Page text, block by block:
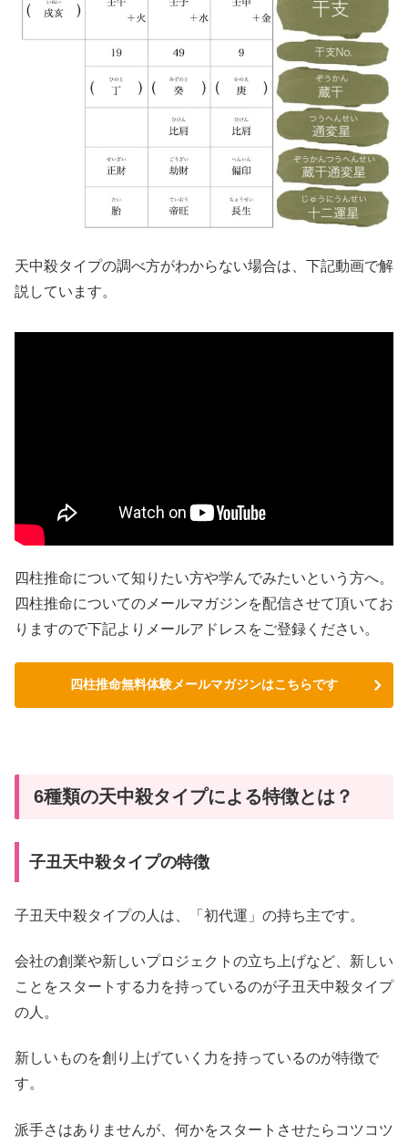
天中殺タイプの調べ方がわからない場合は、下記動画で解
説しています。
四柱推命について知りたい方や学んでみたいという方へ。
四柱推命についてのメールマガジンを配信させて頂いてお
りますので下記よりメールアドレスをご登録ください。
四柱推命無料体験メールマガジンはこちらです
6種類の天中殺タイプによる特徴とは？
子丑天中殺タイプの特徴
子丑天中殺タイプの人は、「初代運」の持ち主です。
会社の創業や新しいプロジェクトの立ち上げなど、新しい
ことをスタートする力を持っているのが子丑天中殺タイプ
の人。
新しいものを創り上げていく力を持っているのが特徴で
す。
派手さはありませんが、何かをスタートさせたらコツコツ